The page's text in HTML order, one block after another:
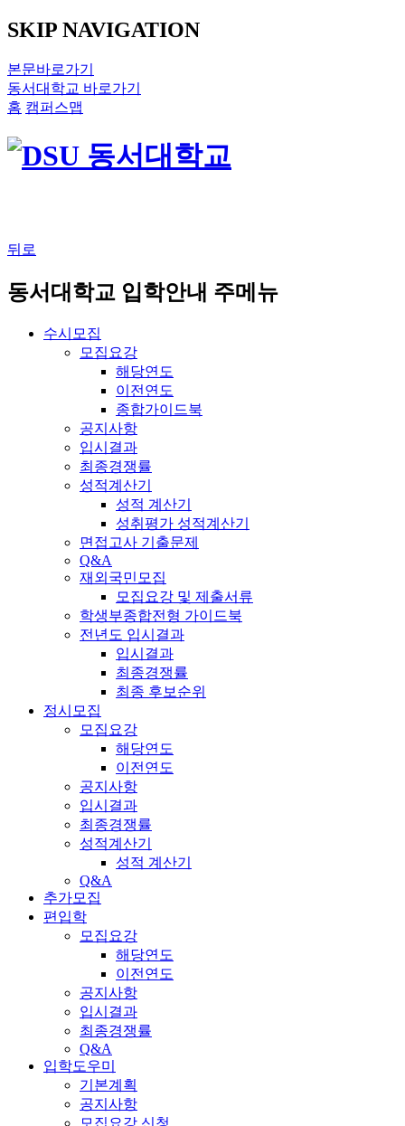
SKIP NAVIGATION
본문바로가기
동서대학교 바로가기
홈 캠퍼스맵
뒤로
동서대학교 입학안내 주메뉴
수시모집
모집요강
해당연도
이전연도
종합가이드북
공지사항
입시결과
최종경쟁률
성적계산기
성적 계산기
성취평가 성적계산기
면접고사 기출문제
Q&A
재외국민모집
모집요강 및 제출서류
학생부종합전형 가이드북
전년도 입시결과
입시결과
최종경쟁률
최종 후보순위
정시모집
모집요강
해당연도
이전연도
공지사항
입시결과
최종경쟁률
성적계산기
성적 계산기
Q&A
추가모집
편입학
모집요강
해당연도
이전연도
공지사항
입시결과
최종경쟁률
Q&A
입학도우미
기본계획
공지사항
모집요강 신청